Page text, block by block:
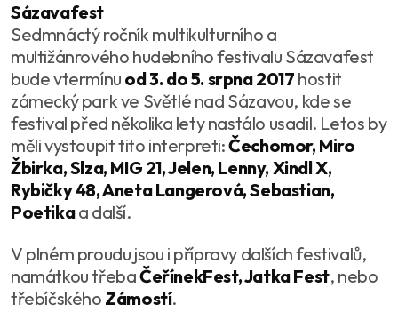
Sázavafest
Sedmnáctý ročník multikulturního a
multižánrového hudebního festivalu Sázavafest
bude vtermínu od 3. do 5. srpna 2017 hostit
zámecký park ve Světlé nad Sázavou, kde se
festival před několika lety nastálo usadil. Letos by
měli vystoupit tito interpreti:Čechomor, Miro
Žbirka, Slza, MIG 21, Jelen, Lenny, Xindl X,
Rybičky 48, Aneta Langerová, Sebastian,
Poetikaa další.
V plném proudu jsou i přípravy dalších festivalů,
namátkou třebaČeřínekFest, Jatka Fest, nebo
třebíčského Zámostí.